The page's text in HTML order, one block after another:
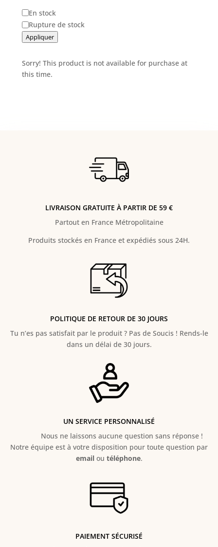
Disponibilité
En stock
Rupture de stock
Appliquer
Sorry! This product is not available for purchase at
this time.
LIVRAISON GRATUITE À PARTIR DE 59 €
Partout en France Métropolitaine
Produits stockés en France et expédiés sous 24H.
POLITIQUE DE RETOUR DE 30 JOURS
Tu n’es pas satisfait par le produit ? Pas de Soucis ! Rends-le
dans un délai de 30 jours.
UN SERVICE PERSONNALISÉ
Nous ne laissons aucune question sans réponse !
Notre équipe est à votre disposition pour toute question par
emailou téléphone.
PAIEMENT SÉCURISÉ